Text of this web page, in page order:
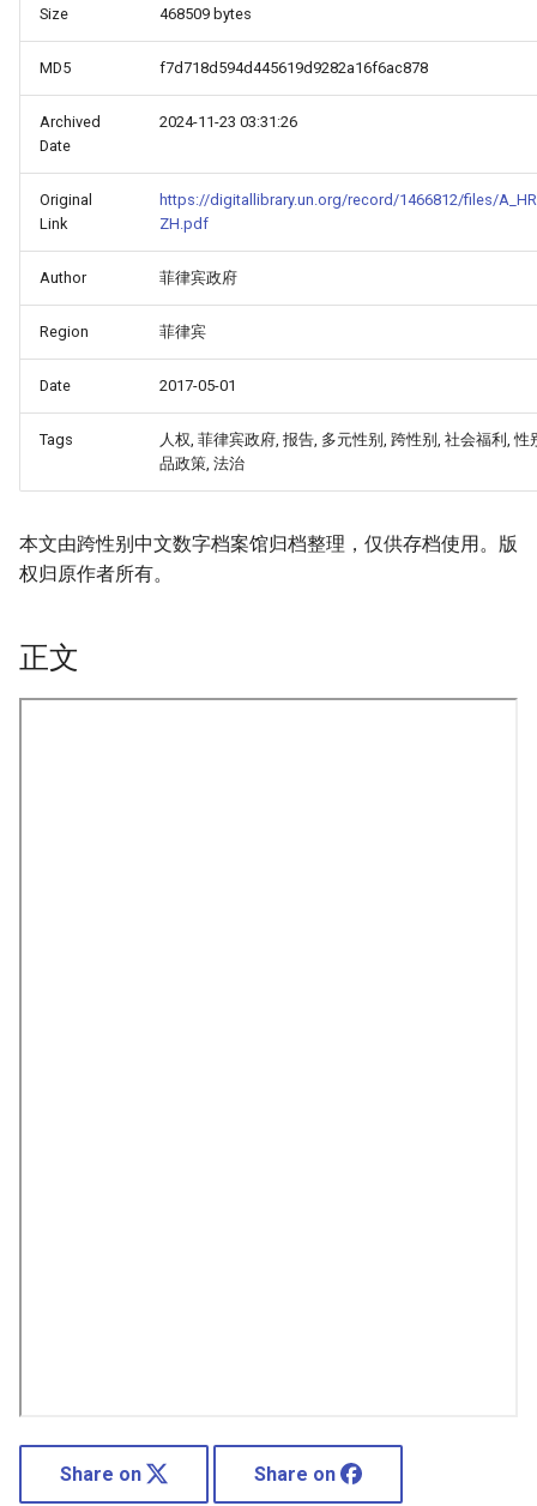
Size 468509 bytes
MD5 f7d718d594d445619d9282a16f6ac878
Archived
Date
2024-11-23 03:31:26
Original
Link
https://digitallibrary.un.org/record/1466812/files/
ZH.pdf
Author 菲律宾政府
Region 菲律宾
Date 2017-05-01
Tags
人权, 菲律宾政府, 报告, 多元性别, 跨性别, 社会福利, 性
品政策, 法治
本文由跨性别中文数字档案馆归档整理，仅供存档使用。版
权归原作者所有。
正文
Share on Share on